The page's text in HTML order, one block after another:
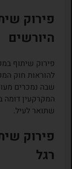
פירוק
היורשים
פירוק שיתוף
להוראות חוק
שבה נמכרים
המקרקעין דומה
שתואר לעיל.
פירוק
רגל